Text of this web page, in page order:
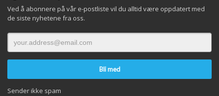
Ved å abonnere på vår e-postliste vil du alltid være oppdatert med
de siste nyhetene fra oss.
Sender ikke spam